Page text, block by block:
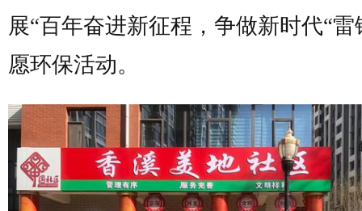
展“百年奋进新征程，争做新时代“雷
愿环保活动。